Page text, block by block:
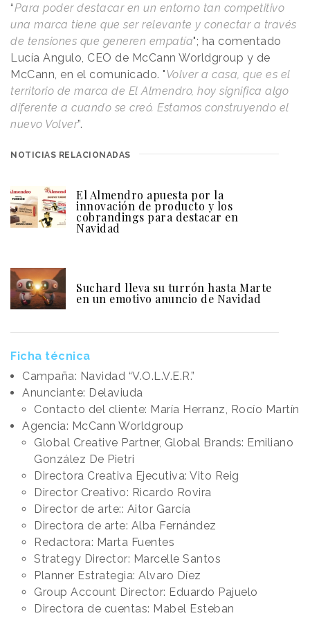
“Para poder destacar en un entorno tan competitivo
una marca tiene que ser relevante y conectar a través
de tensiones que generen empatía"; ha comentado
Lucía Angulo, CEO de McCann Worldgroup y de
McCann, en el comunicado. "Volver a casa, que es el
territorio de marca de El Almendro, hoy significa algo
diferente a cuando se creó. Estamos construyendo el
nuevo Volver”.
NOTICIAS RELACIONADAS
El Almendro apuesta por la
innovación de producto y los
cobrandings para destacar en
Navidad
Suchard lleva su turrón hasta Marte
en un emotivo anuncio de Navidad
Ficha técnica
Campaña: Navidad “V.O.L.V.E.R.”
Anunciante: Delaviuda
Contacto del cliente: María Herranz, Rocío Martín
Agencia: McCann Worldgroup
Global Creative Partner, Global Brands: Emiliano
González De Pietri
Directora Creativa Ejecutiva: Vito Reig
Director Creativo: Ricardo Rovira
Director de arte:: Aitor García
Directora de arte: Alba Fernández
Redactora: Marta Fuentes
Strategy Director: Marcelle Santos
Planner Estrategia: Alvaro Díez
Group Account Director: Eduardo Pajuelo
Directora de cuentas: Mabel Esteban